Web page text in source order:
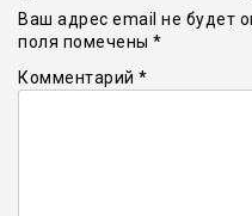
Ваш адрес email не будет
поля помечены *
Комментарий *